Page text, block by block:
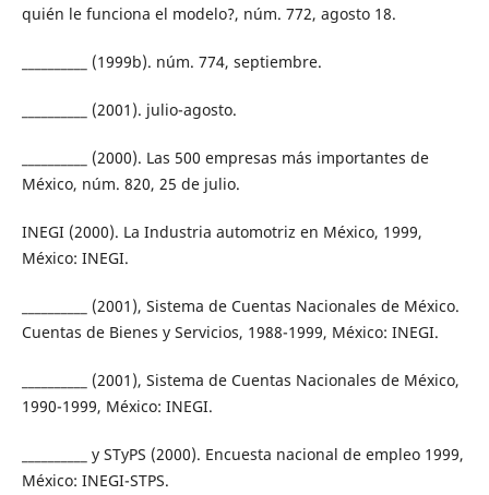
quién le funciona el modelo?, núm. 772, agosto 18.
__________ (1999b). núm. 774, septiembre.
__________ (2001). julio-agosto.
__________ (2000). Las 500 empresas más importantes de
México, núm. 820, 25 de julio.
INEGI (2000). La Industria automotriz en México, 1999,
México: INEGI.
__________ (2001), Sistema de Cuentas Nacionales de México.
Cuentas de Bienes y Servicios, 1988-1999, México: INEGI.
__________ (2001), Sistema de Cuentas Nacionales de México,
1990-1999, México: INEGI.
__________ y STyPS (2000). Encuesta nacional de empleo 1999,
México: INEGI-STPS.